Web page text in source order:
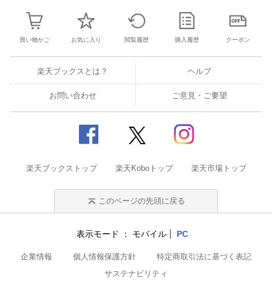
買い物かご お気に入り 閲覧履歴 購入履歴 クーポン
楽天ブックスとは？ ヘルプ
お問い合わせ ご意見・ご要望
楽天ブックストップ 楽天Koboトップ 楽天市場トップ
このページの先頭に戻る
表示モード モバイル PC
企業情報 個人情報保護方針
特定商取引法に基づく表記
サステナビリティ